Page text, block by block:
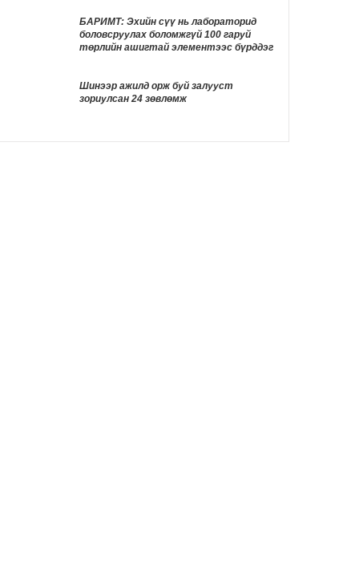
12 цаг 50 мин
ДҮН ШИНЖИЛГЭЭ: Америк- Хятадын
эмзэг харилцаа
13 цаг 1 мин
Д.Трамп төрөлхийн иргэншлийг дахин
БАРИМТ: Эхийн сүү нь лабораторид
боловсруулах боломжгүй 100 гаруй
төрлийн ашигтай элементээс бүрддэг
Шинээр ажилд орж буй залууст
зориулсан 24 зөвлөмж